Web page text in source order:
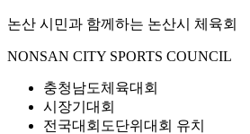
논산 시민과 함께하는 논산시 체육회
NONSAN CITY SPORTS COUNCIL
충청남도체육대회
시장기대회
전국대회도단위대회 유치